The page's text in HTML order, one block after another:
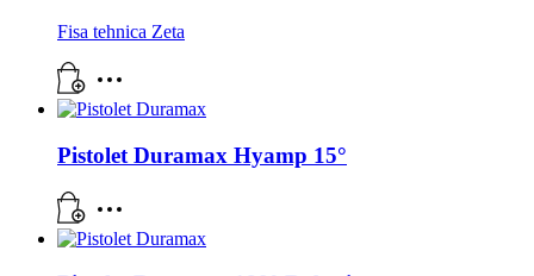
Fisa tehnica Zeta
Pistolet Duramax Hyamp 15°